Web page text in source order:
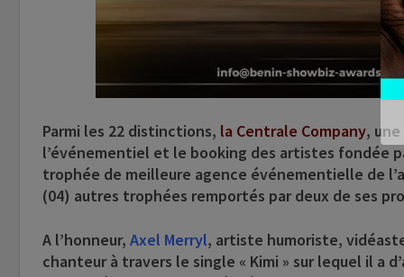
Parmi les 22 distinctions, la Centrale Company,
l’événementiel et le booking des artistes fondée
trophée de meilleure agence événementielle de
(04) autres trophées remportés par deux de ses
A l’honneur, Axel Merryl, artiste humoriste,
chanteur à travers le single « Kimi » sur lequel il a